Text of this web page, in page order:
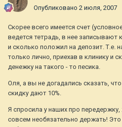
Опубликовано 2 июля, 2007
Скорее всего имеется счет
ведется тетрадь, в нее записывают
и сколько положил на депозит. Т.е.
только лично, приехав в клинику и
денежку на такого - то песика.
Оля, а вы не догадались сказать,
скидку дают 10%.
Я спросила у наших про
совсем необязательно держать!